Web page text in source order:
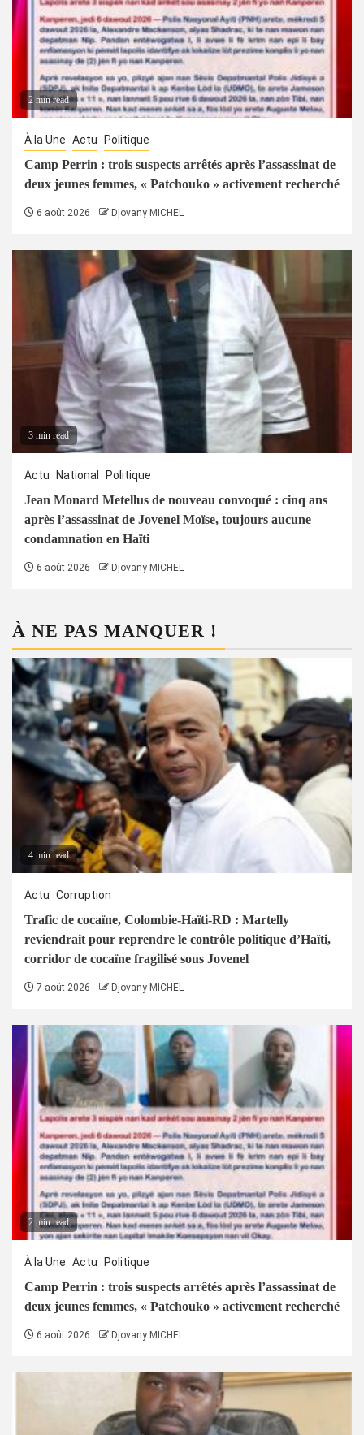
2 min read
À la Une Actu Politique
Camp Perrin : trois suspects arrêtés après l’assassinat de
deux jeunes femmes, « Patchouko » activement recherché
6 août 2026 Djovany MICHEL
3 min read
Actu National Politique
Jean Monard Metellus de nouveau convoqué : cinq ans
après l’assassinat de Jovenel Moïse, toujours aucune
condamnation en Haïti
6 août 2026 Djovany MICHEL
À NE PAS MANQUER !
4 min read
Actu Corruption
Trafic de cocaïne, Colombie-Haïti-RD : Martelly
reviendrait pour reprendre le contrôle politique d’Haïti,
corridor de cocaïne fragilisé sous Jovenel
7 août 2026 Djovany MICHEL
2 min read
À la Une Actu Politique
Camp Perrin : trois suspects arrêtés après l’assassinat de
deux jeunes femmes, « Patchouko » activement recherché
6 août 2026 Djovany MICHEL